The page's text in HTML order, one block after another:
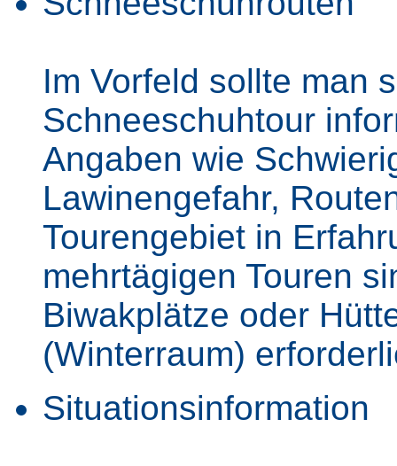
Im Vorfeld sollte man
Schneeschuhtour
Angaben wie
Lawinengefahr,
Tourengebiet in
mehrtägigen Touren
Biwakplätze oder
(Winterraum)
Situationsinformation